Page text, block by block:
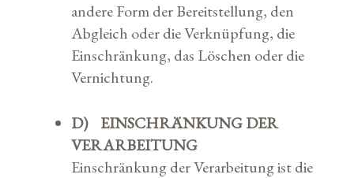
andere Form der Bereitstellung, den
Abgleich oder die Verknüpfung, die
Einschränkung, das Löschen oder die
Vernichtung.
D) EINSCHRÄNKUNG DER
VERARBEITUNG
Einschränkung der Verarbeitung ist die